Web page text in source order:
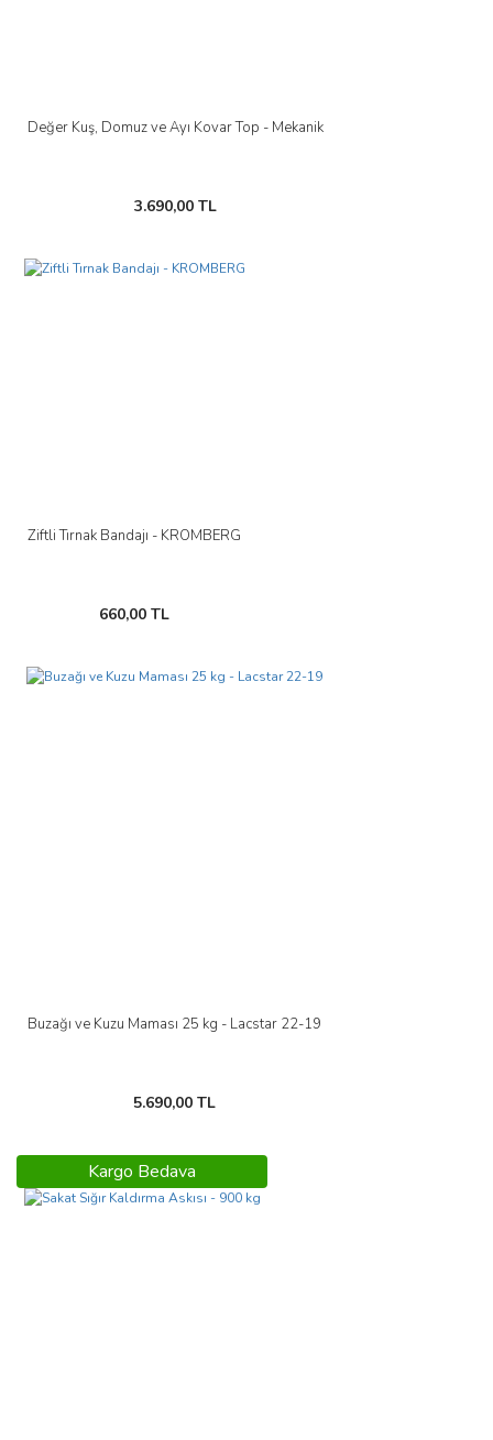
Değer Kuş, Domuz ve Ayı Kovar Top - Mekanik
3.690,00 TL
Ziftli Tırnak Bandajı - KROMBERG
660,00 TL
Buzağı ve Kuzu Maması 25 kg - Lacstar 22-19
5.690,00 TL
Kargo Bedava